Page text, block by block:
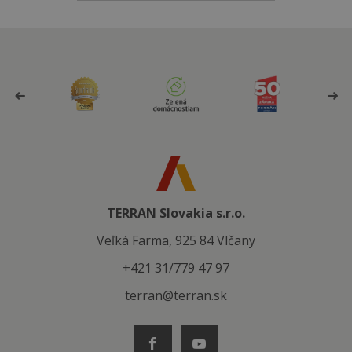
TERRAN Slovakia s.r.o.
Veľká Farma, 925 84 Vlčany
+421 31/779 47 97
terran@terran.sk